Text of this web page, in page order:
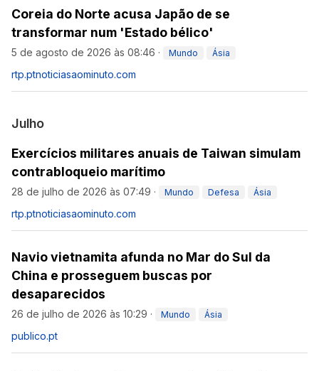
Coreia do Norte acusa Japão de se
transformar num 'Estado bélico'
5 de agosto de 2026 às 08:46 · Mundo Ásia
rtp.ptnoticiasaominuto.com
Julho
Exercícios militares anuais de Taiwan simulam
contrabloqueio marítimo
28 de julho de 2026 às 07:49 · Mundo Defesa Ásia
rtp.ptnoticiasaominuto.com
Navio vietnamita afunda no Mar do Sul da
China e prosseguem buscas por
desaparecidos
26 de julho de 2026 às 10:29 · Mundo Ásia
publico.pt